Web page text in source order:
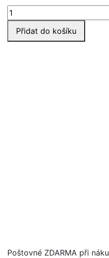
Klouzavé
disky
množství
Přidat do košíku
Poštovné ZDARMA při